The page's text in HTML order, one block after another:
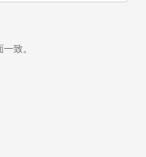
致。